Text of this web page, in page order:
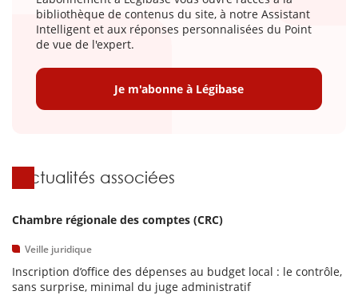
bibliothèque de contenus du site, à notre Assistant
Intelligent et aux réponses personnalisées du Point
de vue de l'expert.
Je m'abonne à Légibase
Actualités associées
Chambre régionale des comptes (CRC)
Veille juridique
Inscription d’office des dépenses au budget local : le contrôle,
sans surprise, minimal du juge administratif